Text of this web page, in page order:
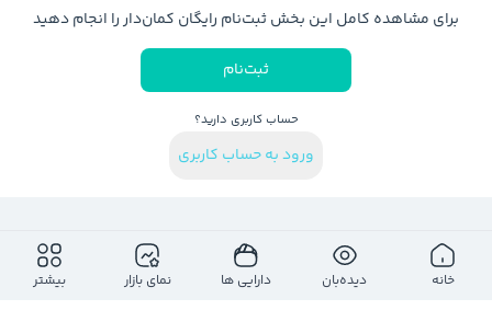
برای مشاهده کامل این بخش ثبت‌نام رایگان کمان‌دار را انجام دهید
ثبت‌نام
حساب کاربری دارید؟
ورود به حساب کاربری
خانه دیده‌بان دارایی ها نمای بازار بیشتر